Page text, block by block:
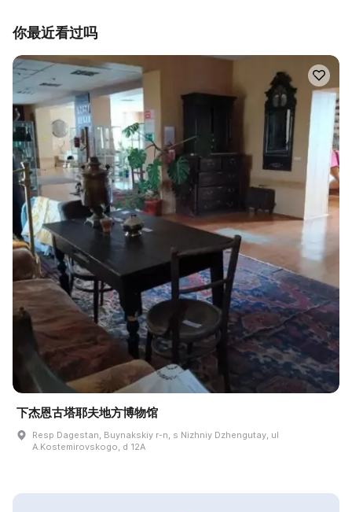
你最近看过吗
下杰恩古塔耶夫地方博物馆
Resp Dagestan, Buynakskiy r-n, s Nizhniy Dzhengutay, ul
A.Kostemirovskogo, d 12A